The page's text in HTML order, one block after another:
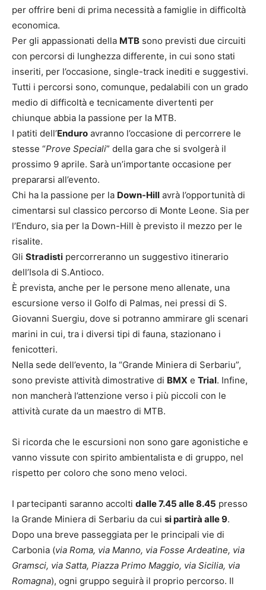
per offrire beni di prima necessità a famiglie in difficoltà
economica.
Per gli appassionati della MTB sono previsti due circuiti
con percorsi di lunghezza differente, in cui sono stati
inseriti, per l’occasione, single-track inediti e suggestivi.
Tutti i percorsi sono, comunque, pedalabili con un grado
medio di difficoltà e tecnicamente divertenti per
chiunque abbia la passione per la MTB.
I patiti dell’Enduro avranno l’occasione di percorrere le
stesse “Prove Speciali” della gara che si svolgerà il
prossimo 9 aprile. Sarà un’importante occasione per
prepararsi all’evento.
Chi ha la passione per la Down-Hill avrà l’opportunità di
cimentarsi sul classico percorso di Monte Leone. Sia per
l’Enduro, sia per la Down-Hill è previsto il mezzo per le
risalite.
Gli Stradisti percorreranno un suggestivo itinerario
dell’Isola di S.Antioco.
È prevista, anche per le persone meno allenate, una
escursione verso il Golfo di Palmas, nei pressi di S.
Giovanni Suergiu, dove si potranno ammirare gli scenari
marini in cui, tra i diversi tipi di fauna, stazionano i
fenicotteri.
Nella sede dell’evento, la “Grande Miniera di Serbariu”,
sono previste attività dimostrative di BMX e Trial. Infine,
non mancherà l’attenzione verso i più piccoli con le
attività curate da un maestro di MTB.
Si ricorda che le escursioni non sono gare agonistiche e
vanno vissute con spirito ambientalista e di gruppo, nel
rispetto per coloro che sono meno veloci.
I partecipanti saranno accolti dalle 7.45 alle 8.45 presso
la Grande Miniera di Serbariu da cui si partirà alle 9.
Dopo una breve passeggiata per le principali vie di
Carbonia (via Roma, via Manno, via Fosse Ardeatine, via
Gramsci, via Satta, Piazza Primo Maggio, via Sicilia, via
Romagna), ogni gruppo seguirà il proprio percorso. Il